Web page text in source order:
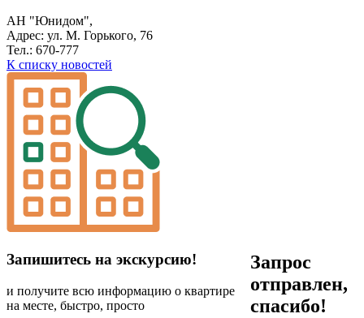
АН "Юнидом",
Адрес: ул. М. Горького, 76
Тел.: 670-777
К списку новостей
Запишитесь на экскурсию!
и получите всю информацию о квартире
на месте, быстро, просто
Запрос
отправлен,
спасибо!